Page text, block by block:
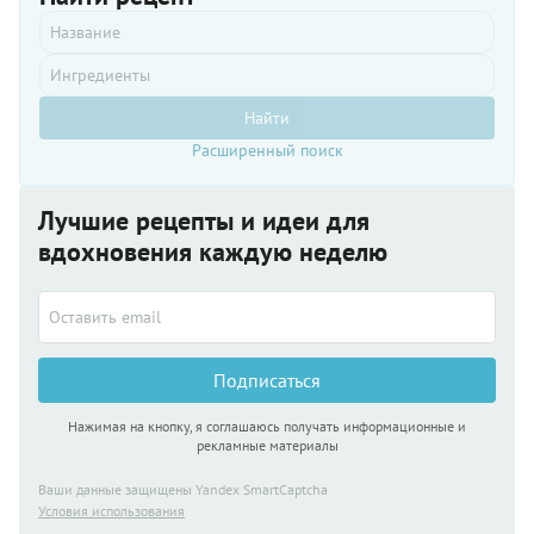
уксусно-
ванне, а
затем
солевом
рафинирующем
настое.
подобную
сельдь
сначала
солят, а
погружают
Мы
предлагаем
Найти
Расширенный поиск
Лучшие рецепты и идеи для
вдохновения каждую неделю
Подписаться
Нажимая на кнопку, я соглашаюсь получать информационные и
рекламные материалы
Ваши данные защищены Yandex SmartCaptcha
Условия использования